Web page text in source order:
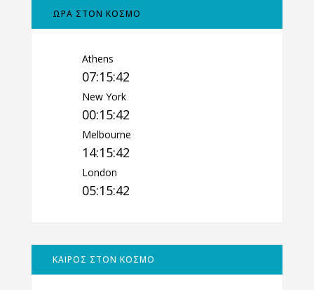
ΩΡΑ ΣΤΟΝ ΚΟΣΜΟ
Athens
07:15:43
New York
00:15:43
Melbourne
14:15:43
London
05:15:43
ΚΑΙΡΟΣ ΣΤΟΝ ΚΟΣΜΟ